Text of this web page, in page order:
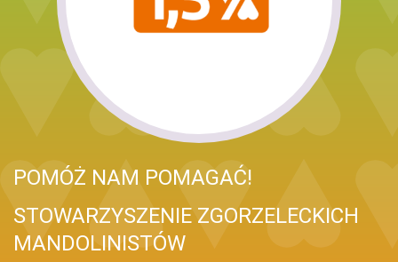
POMÓŻ NAM POMAGAĆ!
STOWARZYSZENIE ZGORZELECKICH
MANDOLINISTÓW